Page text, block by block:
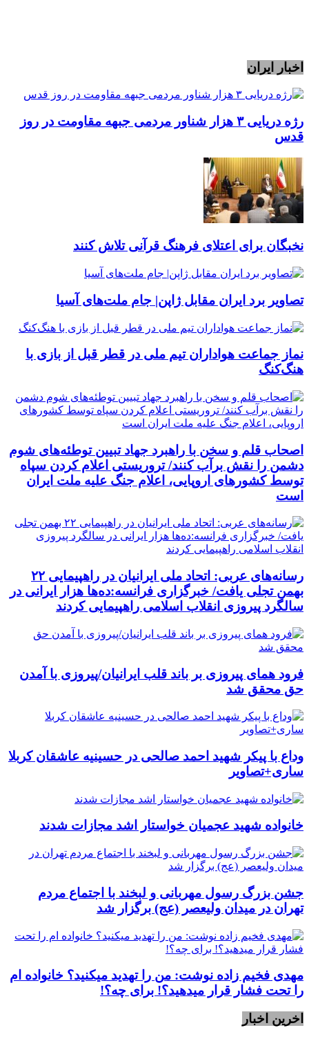
اخبار ایران
رژه دریایی ۳ هزار شناور مردمی جبهه مقاومت در روز
قدس
نخبگان برای اعتلای فرهنگ قرآنی تلاش کنند
تصاویر برد ایران مقابل ژاپن| جام ملت‌های آسیا
نماز جماعت هواداران تیم ملی در قطر قبل از بازی با
هنگ‌کنگ
اصحاب قلم و سخن با راهبرد جهاد تبیین توطئه‌های شوم
دشمن را نقش برآب کنند/ تروریستی اعلام کردن سپاه
توسط کشورهای اروپایی، اعلام جنگ علیه ملت ایران
است
رسانه‌های عربی: اتحاد ملی ایرانیان در راهپیمایی ۲۲
بهمن تجلی یافت/ خبرگزاری فرانسه:ده‌ها هزار ایرانی در
سالگرد پیروزی انقلاب اسلامی راهپیمایی کردند
فرود همای پیروزی بر باند قلب ایرانیان/پیروزی با آمدن
حق محقق شد
وداع با پیکر شهید احمد صالحی‌ در حسینیه عاشقان کربلا
ساری+تصاویر
خانواده شهید عجمیان خواستار اشد مجازات شدند
جشن بزرگ رسول مهربانی و لبخند با اجتماع مردم
تهران در میدان ولیعصر (عج) برگزار شد
مهدی فخیم زاده نوشت: من را تهدید میکنید؟ خانواده ام
را‌ تحت فشار قرار میدهید؟! برای چه؟!
اخرین اخبار